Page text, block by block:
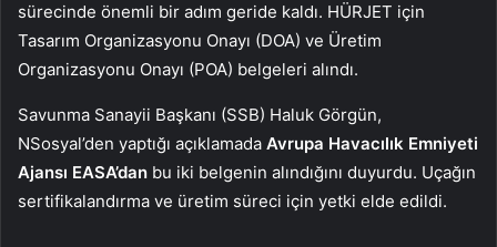
sürecinde önemli bir adım geride kaldı. HÜRJET için
Tasarım Organizasyonu Onayı (DOA) ve Üretim
Organizasyonu Onayı (POA) belgeleri alındı.
Savunma Sanayii Başkanı (SSB) Haluk Görgün,
NSosyal’den yaptığı açıklamada Avrupa Havacılık Emniyeti
Ajansı EASA’dan bu iki belgenin alındığını duyurdu. Uçağın
sertifikalandırma ve üretim süreci için yetki elde edildi.